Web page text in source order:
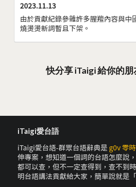
2023.11.13
由於貢獻紀錄參雜許多腥羶內容與中
燒燙燙新詞暫且下架。
快分享 iTaigi 給你的朋
iTaigi愛台語
iTaigi愛台語-群眾台語辭典是 g0v 零
伸專案，想知道一個詞的台語怎麼說
都可以查，但不一定查得到，查不到
明台語講法貢獻給大家，簡單說就是